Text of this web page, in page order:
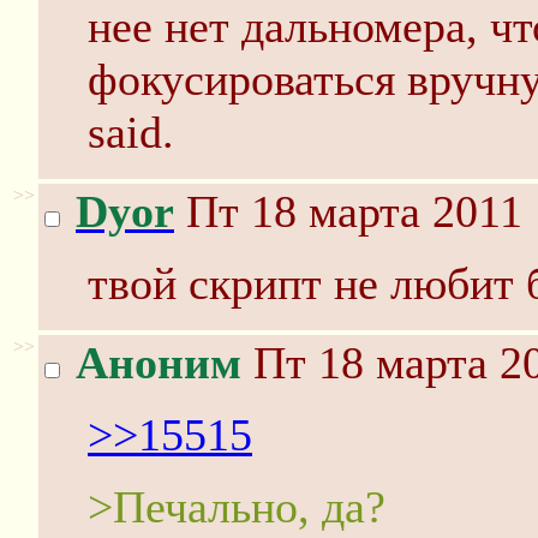
нее нет дальномера,
фокусироваться
said.
>> Dyor Пт 18 марта 2011
твой скрипт не любит
>> Аноним Пт 18 марта
>>15515
>Печально, да?